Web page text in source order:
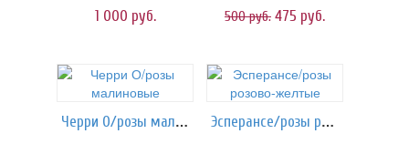
1 000 руб. 500руб. 475 руб.
Черри О/розы малиновые Эсперансе/розы розово-желтые